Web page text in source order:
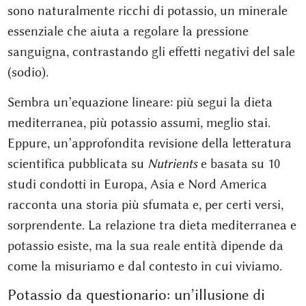
sono naturalmente ricchi di potassio, un minerale
essenziale che aiuta a regolare la pressione
sanguigna, contrastando gli effetti negativi del sale
(sodio).
Sembra un’equazione lineare: più segui la dieta
mediterranea, più potassio assumi, meglio stai.
Eppure, un’approfondita revisione della letteratura
scientifica pubblicata su Nutrientse basata su 10
studi condotti in Europa, Asia e Nord America
racconta una storia più sfumata e, per certi versi,
sorprendente. La relazione tra dieta mediterranea e
potassio esiste, ma la sua reale entità dipende da
come la misuriamo e dal contesto in cui viviamo.
Potassio da questionario: un’illusione di